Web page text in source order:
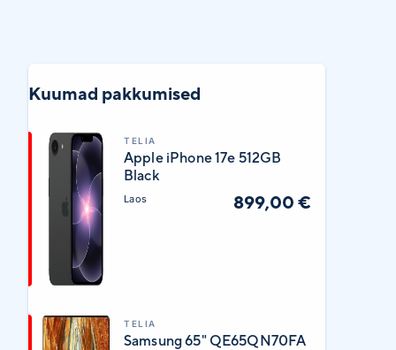
Kuumad pakkumised
TELIA
Apple iPhone 17e 512GB
Black
Laos 899,00 €
TELIA
Samsung 65" QE65QN70FA